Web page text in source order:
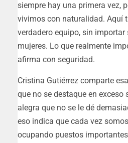
siempre hay una primera vez,
vivimos con naturalidad. Aquí
verdadero equipo, sin
mujeres. Lo que realmente
afirma con seguridad.
Cristina Gutiérrez comparte
que no se destaque en exceso
alegra que no se le dé
eso indica que cada vez
ocupando puestos